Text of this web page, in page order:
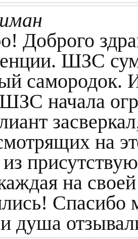
Доброго
ШЗС
самородок.
начала
на
на
душа